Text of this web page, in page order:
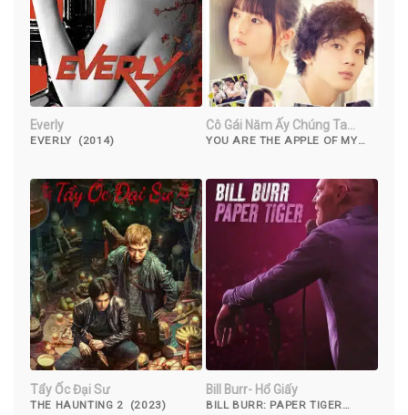
Everly
EVERLY (2014)
Cô Gái Năm Ấy Chúng Ta
Cùng Theo Đuổi
YOU ARE THE APPLE OF MY
Tẩy Ốc Đại Sư
THE HAUNTING 2 (2023)
Bill Burr- Hổ Giấy
BILL BURR: PAPER TIGER